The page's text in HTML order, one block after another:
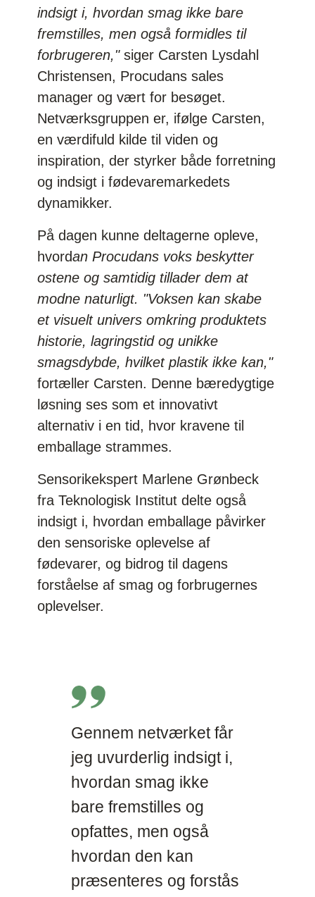
indsigt i, hvordan smag ikke bare
fremstilles, men også formidles til
forbrugeren,"siger Carsten Lysdahl
Christensen, Procudans sales
manager og vært for besøget.
Netværksgruppen er, ifølge Carsten,
en værdifuld kilde til viden og
inspiration, der styrker både forretning
og indsigt i fødevaremarkedets
dynamikker.
På dagen kunne deltagerne opleve,
hvordan Procudans voks beskytter
ostene og samtidig tillader dem at
modne naturligt. "Voksen kan skabe
et visuelt univers omkring produktets
historie, lagringstid og unikke
smagsdybde, hvilket plastik ikke kan,"
fortæller Carsten. Denne bæredygtige
løsning ses som et innovativt
alternativ i en tid, hvor kravene til
emballage strammes.
Sensorikekspert Marlene Grønbeck
fra Teknologisk Institut delte også
indsigt i, hvordan emballage påvirker
den sensoriske oplevelse af
fødevarer, og bidrog til dagens
forståelse af smag og forbrugernes
oplevelser.
Gennem netværket får
jeg uvurderlig indsigt i,
hvordan smag ikke
bare fremstilles og
opfattes, men også
hvordan den kan
præsenteres og forstås